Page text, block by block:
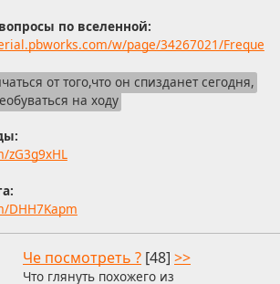
по вселенной:
w/page/34267021/Freque
от того,что он спизданет сегодня,
на ходу
zG3g9xHL
DHH7Kapm
Че посмотреть ? [48] >>
Что глянуть похожего из